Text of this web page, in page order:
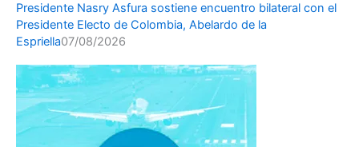
Presidente Nasry Asfura sostiene encuentro bilateral con el
Presidente Electo de Colombia, Abelardo de la
Espriella07/08/2026